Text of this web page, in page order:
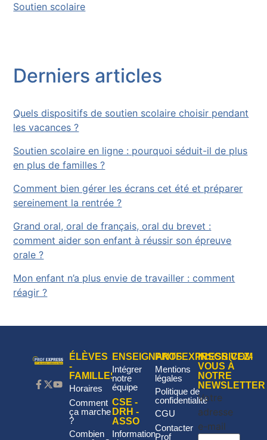
Soutien scolaire
Derniers articles
Quels dispositifs de soutien scolaire choisir pendant
les vacances ?
Soutien scolaire en ligne : pourquoi séduit-il de plus
en plus de familles ?
Comment bien gérer les écrans cet été et préparer
sereinement la rentrée ?
Grand oral, oral de français, oral du brevet :
comment aider son enfant à réussir son épreuve
orale ?
Mon enfant n’a plus envie de travailler : comment
réagir ?
ÉLÈVES
-
FAMILLES
Horaires
Comment
ça marche
?
Combien
ENSEIGNANTS
Intégrer
notre
équipe
CSE -
DRH -
ASSO
Informations
PROFEXPRESS.COM
Mentions
légales
Politique de
confidentialité
CGU
Contacter
Prof
INSCRIVEZ-
VOUS À
NOTRE
NEWSLETTER
Votre
adresse
e-mail